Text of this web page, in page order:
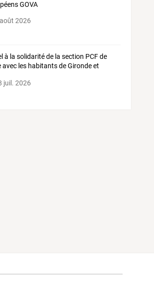
GOVA
2026
à la solidaritéde la section PCFde
avec les habitantsdeGirondeet
juil. 2026